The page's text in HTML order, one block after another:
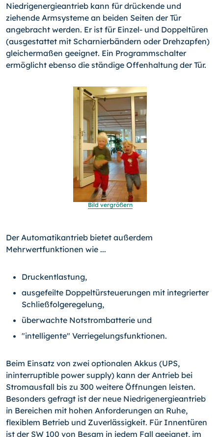
Niedrigenergieantrieb kann für drückende und
ziehende Armsysteme an beiden Seiten der Tür
angebracht werden. Er ist für Einzel- und Doppeltüren
(ausgestattet mit Scharnierbändern oder Drehzapfen)
gleichermaßen geeignet. Ein Programmschalter
ermöglicht ebenso die ständige Offenhaltung der Tür.
Bild vergrößern
Der Automatikantrieb bietet außerdem
Mehrwertfunktionen wie ...
Druckentlastung,
ausgefeilte Doppeltürsteuerungen mit integrierter
Schließfolgeregelung,
überwachte Notstrombatterie und
"intelligente" Verriegelungsfunktionen.
Beim Einsatz von zwei optionalen Akkus (UPS,
ininterruptible power supply) kann der Antrieb bei
Stromausfall bis zu 300 weitere Öffnungen leisten.
Besonders gefragt ist der neue Niedrigenergieantrieb
in Bereichen mit hohen Anforderungen an Ruhe,
flexiblem Betrieb und Zuverlässigkeit. Für Innentüren
ist der SW 100 von Besam in jedem Fall geeignet, im